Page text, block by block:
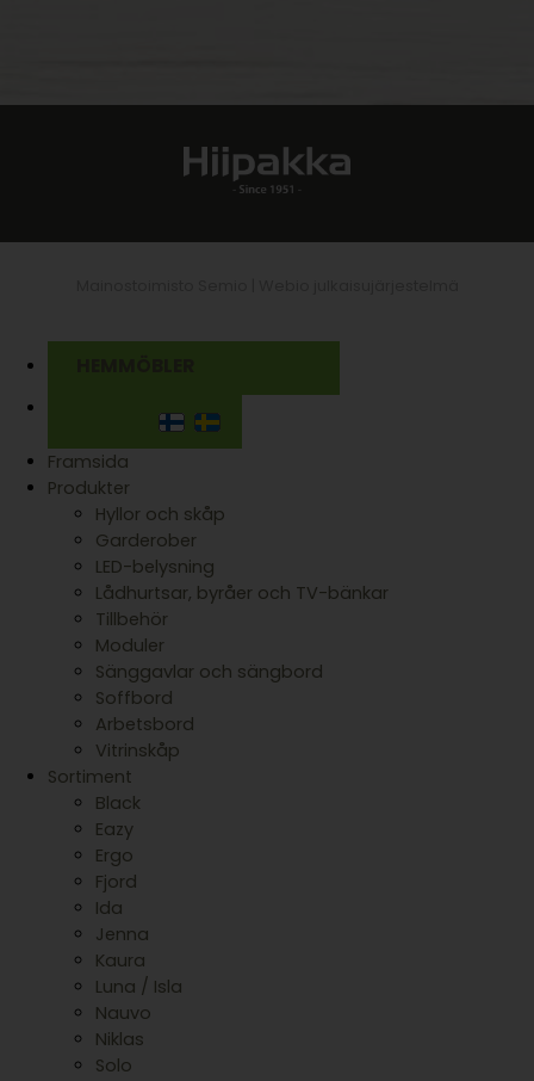
Framsida
Produkter
Hyllor och skåp
Garderober
LED-belysning
Lådhurtsar, byråer och TV-bänkar
Tillbehör
Moduler
Sänggavlar och sängbord
Soffbord
Arbetsbord
Vitrinskåp
Sortiment
Black
Eazy
Ergo
Fjord
Ida
Jenna
Kaura
Luna / Isla
Nauvo
Niklas
Solo